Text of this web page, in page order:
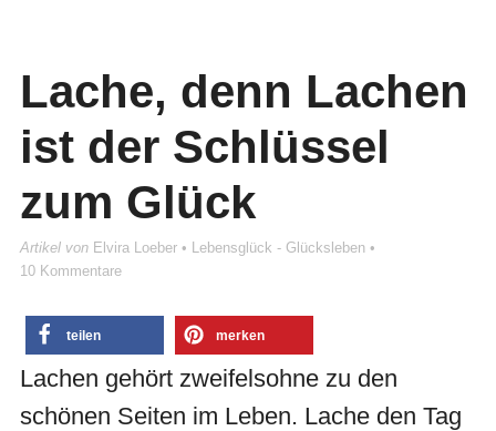
Lache, denn Lachen
ist der Schlüssel
zum Glück
Artikel von Elvira Loeber• Lebensglück - Glücksleben•
10 Kommentare
teilen merken
Lachen gehört zweifelsohne zu den
schönen Seiten im Leben. Lache den Tag